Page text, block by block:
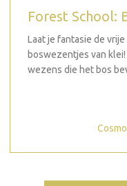
Forest School:
Laat je fantasie de
boswezentjes van
wezens die het bos